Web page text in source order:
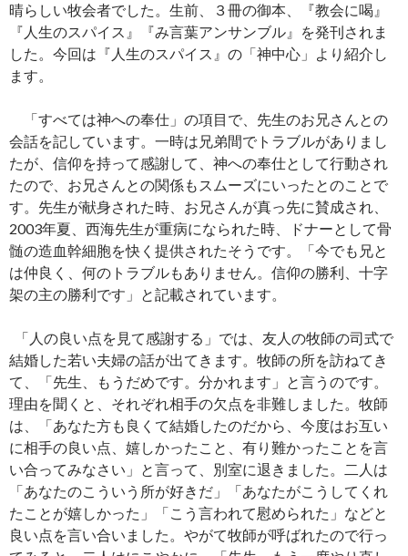
晴らしい牧会者でした。生前、３冊の御本、『教会に喝』
『人生のスパイス』『み言葉アンサンブル』を発刊されま
した。今回は『人生のスパイス』の「神中心」より紹介し
ます。
「すべては神への奉仕」の項目で、先生のお兄さんとの
会話を記しています。一時は兄弟間でトラブルがありまし
たが、信仰を持って感謝して、神への奉仕として行動され
たので、お兄さんとの関係もスムーズにいったとのことで
す。先生が献身された時、お兄さんが真っ先に賛成され、
2003年夏、西海先生が重病になられた時、ドナーとして骨
髄の造血幹細胞を快く提供されたそうです。「今でも兄と
は仲良く、何のトラブルもありません。信仰の勝利、十字
架の主の勝利です」と記載されています。
「人の良い点を見て感謝する」では、友人の牧師の司式で
結婚した若い夫婦の話が出てきます。牧師の所を訪ねてき
て、「先生、もうだめです。分かれます」と言うのです。
理由を聞くと、それぞれ相手の欠点を非難しました。牧師
は、「あなた方も良くて結婚したのだから、今度はお互い
に相手の良い点、嬉しかったこと、有り難かったことを言
い合ってみなさい」と言って、別室に退きました。二人は
「あなたのこういう所が好きだ」「あなたがこうしてくれ
たことが嬉しかった」「こう言われて慰められた」などと
良い点を言い合いました。やがて牧師が呼ばれたので行っ